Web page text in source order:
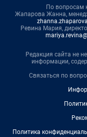
По вопросам
Жапарова Жанна,
Ревина Мария,
Редакция сайта не
информации,
Связаться по
Политика